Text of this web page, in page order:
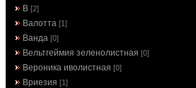
В [2]
Валотта [1]
Ванда [0]
Вельтгеймия зеленолистная [0]
Вероника иволистная [0]
Вриезия [1]